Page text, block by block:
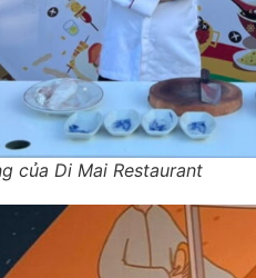
của Di Mai Restaurant